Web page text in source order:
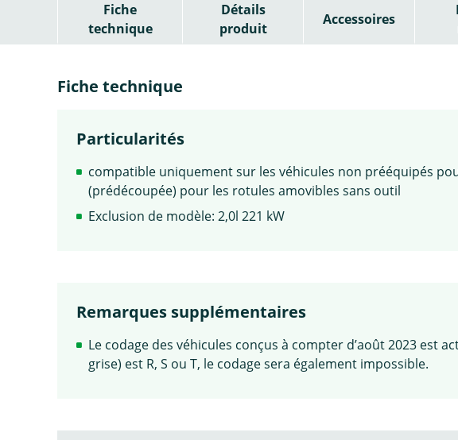
Fiche
technique
Détails
produit
Accessoires
Fiche technique
Particularités
compatible uniquement sur les véhicules non prééquipés
(prédécoupée) pour les rotules amovibles sans outil
Exclusion de modèle: 2,0l 221 kW
Remarques supplémentaires
Le codage des véhicules conçus à compter d’août 2023 est
grise) est R, S ou T, le codage sera également impossible.